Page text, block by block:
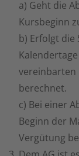
a) Geht die
Kursbeginn
b) Erfolgt die
vereinbarten
berechnet.
c) Bei einer
Beginn der
Vergütung